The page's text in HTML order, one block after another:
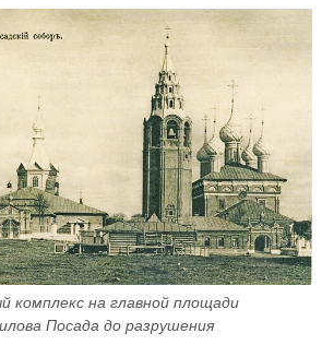
комплекс на главной площади
Посада до разрушения